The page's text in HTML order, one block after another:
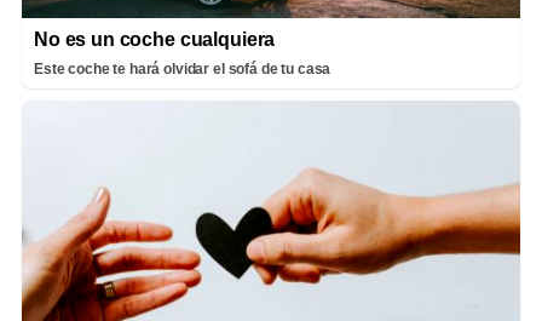
No es un coche cualquiera
Este coche te hará olvidar el sofá de tu casa